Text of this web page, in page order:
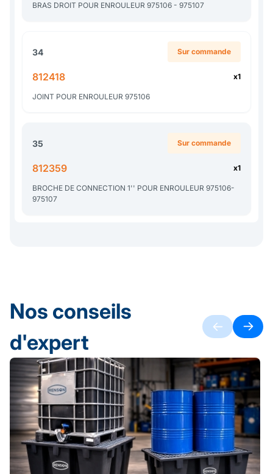
BRAS DROIT POUR ENROULEUR 975106 - 975107
34 Sur commande
812418 x1
JOINT POUR ENROULEUR 975106
35 Sur commande
812359 x1
BROCHE DE CONNECTION 1'' POUR ENROULEUR 975106-
975107
Nos conseils
d'expert